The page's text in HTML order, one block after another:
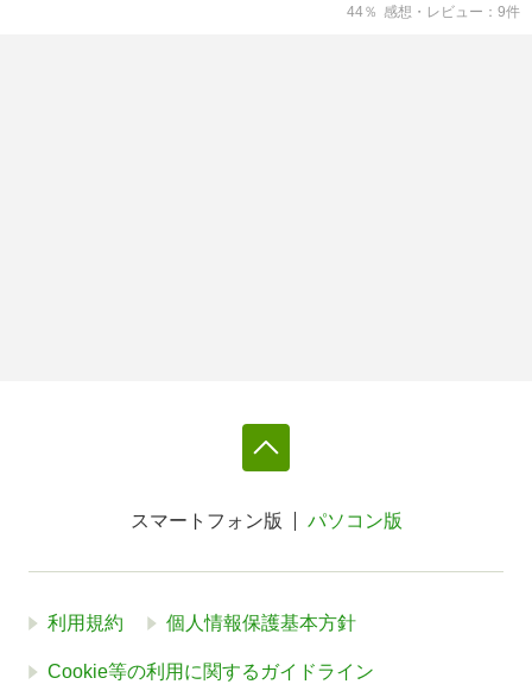
44％ 感想・レビュー 9件
スマートフォン版 パソコン版
利用規約 個人情報保護基本方針
Cookie等の利用に関するガイドライン